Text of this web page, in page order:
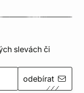
slevách či
odebírat